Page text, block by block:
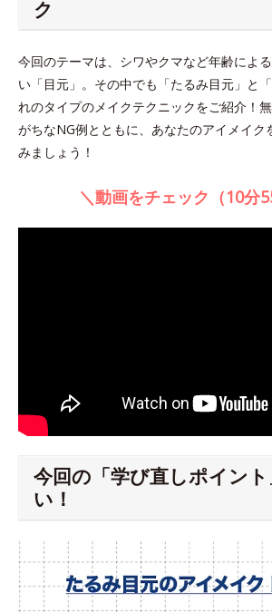
ク
今回のテーマは、シワやクマなど年齢によ
い「目元」。その中でも「たるみ目元」と
れのタイプのメイクテクニックをご紹介！
がちなNG例とともに、あなたのアイメイク
みましょう！
＼動画をチェック（10分
今回の「学び直しポイン
い！